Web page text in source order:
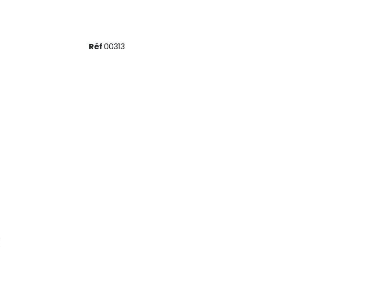
Réf00313